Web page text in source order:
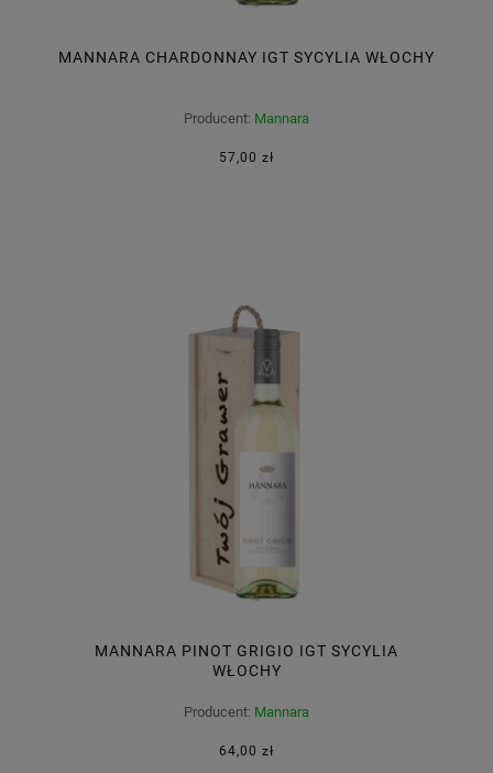
MANNARA CHARDONNAY IGT SYCYLIA WŁOCHY
Producent: Mannara
57,00 zł
MANNARA PINOT GRIGIO IGT SYCYLIA
WŁOCHY
Producent: Mannara
64,00 zł